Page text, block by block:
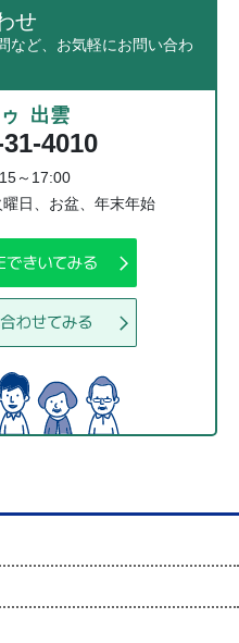
せ
など、お気軽にお問い合わ
出雲
4010
～17:00
日、お盆、年末年始